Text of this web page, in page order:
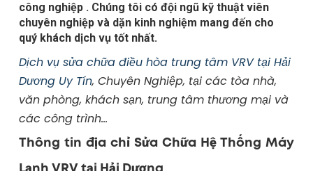
công nghiệp . Chúng tôi có đội ngũ kỹ thuật viên
chuyên nghiệp và dặn kinh nghiệm mang đến cho
quý khách dịch vụ tốt nhất.
Dịch vụ sửa chữa điều hòa trung tâm VRV tại Hải
Dương Uy Tín, Chuyên Nghiệp, tại các tòa nhà,
văn phòng, khách sạn, trung tâm thương mại và
các công trình…
Thông tin địa chỉ Sửa Chữa Hệ Thống Máy